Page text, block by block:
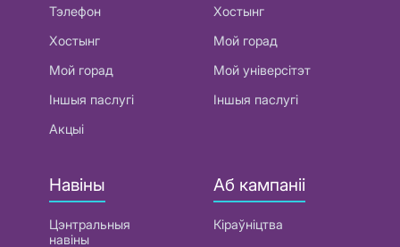
Тэлефон
Хостынг
Мой горад
Іншыя паслугі
Акцыі
Хостынг
Мой горад
Мой універсітэт
Іншыя паслугі
Навіны
Цэнтральныя
навіны
Аб кампаніі
Кіраўніцтва